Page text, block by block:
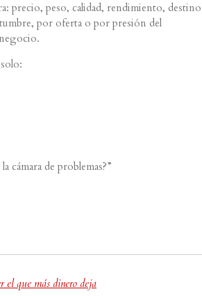
precio, peso, calidad, rendimiento, destino
por oferta o por presión del
cámara de problemas?”
el que más dinero deja